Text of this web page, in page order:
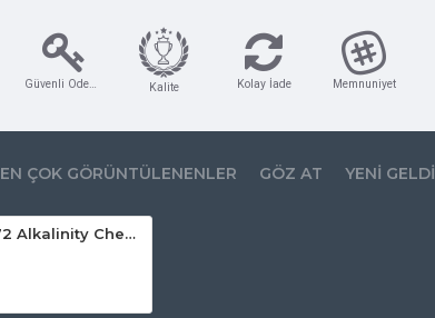
Kolorimetrik yöntem,
Güvenli Ödeme Kalite Kolay İade Memnuniyet
EN ÇOK GÖRÜNTÜLENENLER GÖZ AT YENI GELDI
Hanna HI772 Alkalinity Checker